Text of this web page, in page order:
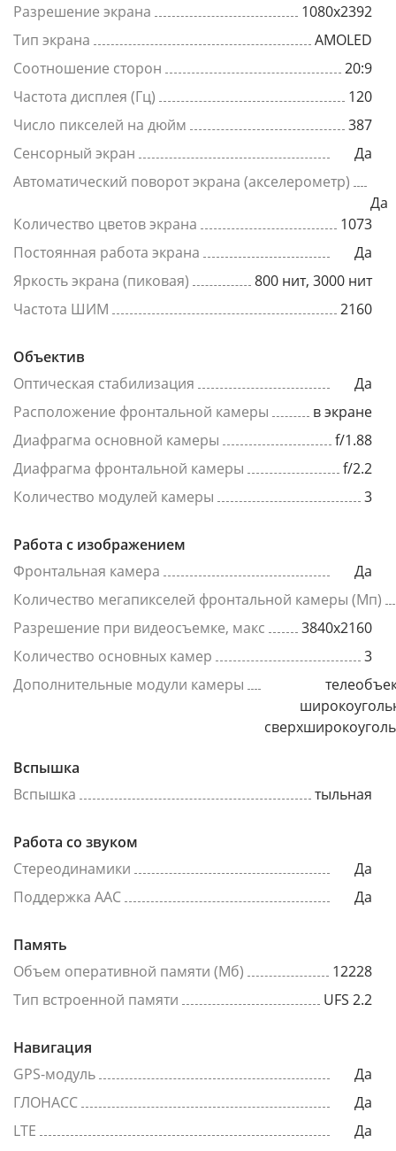
Разрешение экрана
1080x2392
Тип экрана
AMOLED
Соотношение сторон
20:9
Частота дисплея (Гц)
120
Число пикселей на дюйм
387
Сенсорный экран
Да
Автоматический поворот экрана (акселерометр)
Да
Количество цветов экрана
1073
Постоянная работа экрана
Да
Яркость экрана (пиковая)
800 нит, 3000 нит
Частота ШИМ
2160
Объектив
Оптическая стабилизация
Да
Расположение фронтальной камеры
в экране
Диафрагма основной камеры
f/1.88
Диафрагма фронтальной камеры
f/2.2
Количество модулей камеры
3
Работа с изображением
Фронтальная камера
Да
Количество мегапикселей фронтальной камеры (Мп)
Разрешение при видеосъемке, макс
3840x2160
Количество основных камер
3
Дополнительные модули камеры
Вспышка
Вспышка
тыльная
Работа со звуком
Стереодинамики
Да
Поддержка AAC
Да
Память
Объем оперативной памяти (Мб)
12228
Тип встроенной памяти
UFS 2.2
Навигация
GPS-модуль
Да
ГЛОНАСС
Да
LTE
Да